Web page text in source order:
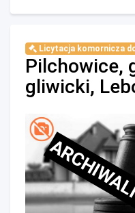
Licytacja komornicza
Pilchowice,
gliwicki,